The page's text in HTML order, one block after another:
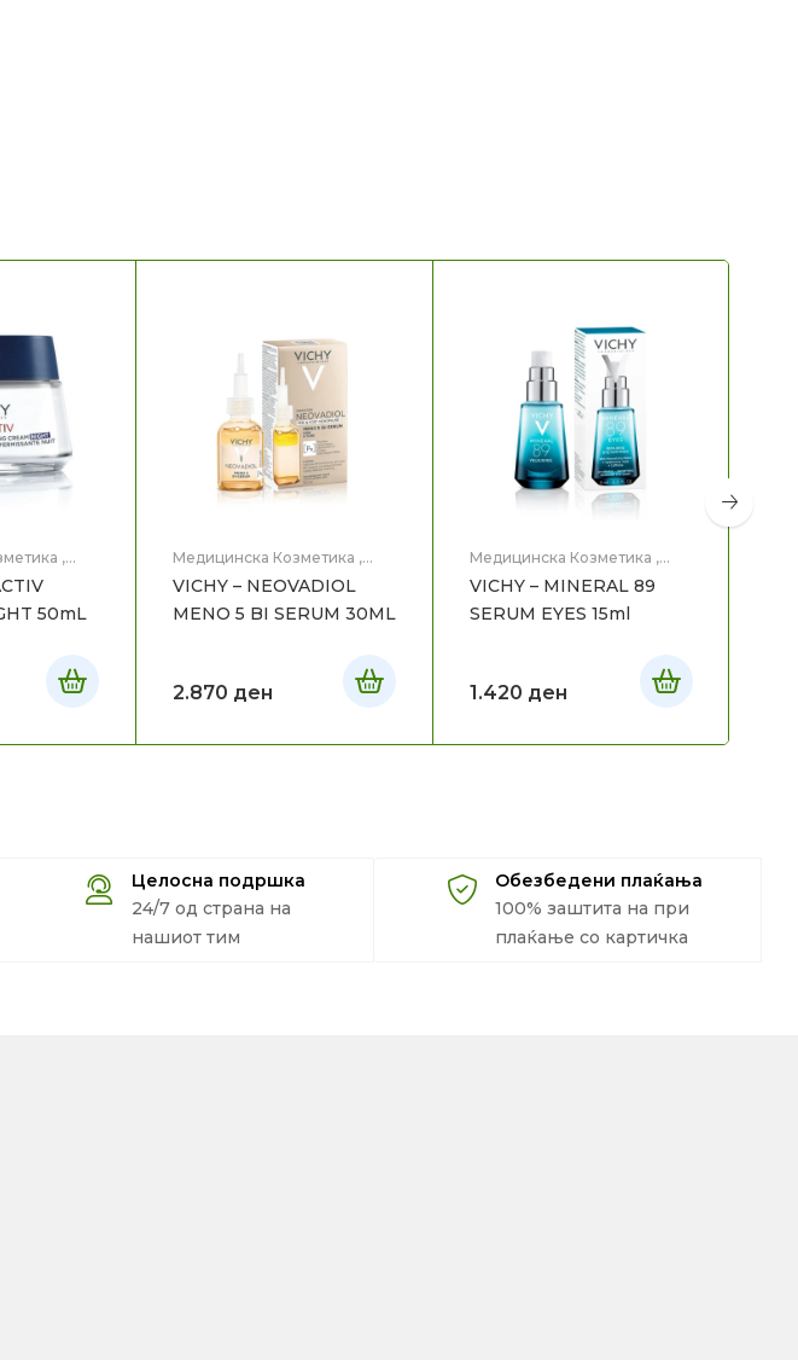
,
50mL
Медицинска Козметика ,
VICHY – NEOVADIOL
MENO 5 BI SERUM 30ML
2.870 ден
Медицинска Козметика ,
VICHY – MINERAL 89
SERUM EYES 15ml
1.420 ден
Целосна подршка
24/7 од страна на
нашиот тим
Обезбедени плаќања
100% заштита на при
плаќање со картичка